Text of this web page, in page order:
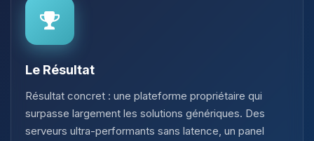
Le Résultat
Résultat concret : une plateforme propriétaire qui
surpasse largement les solutions génériques. Des
serveurs ultra-performants sans latence, un panel